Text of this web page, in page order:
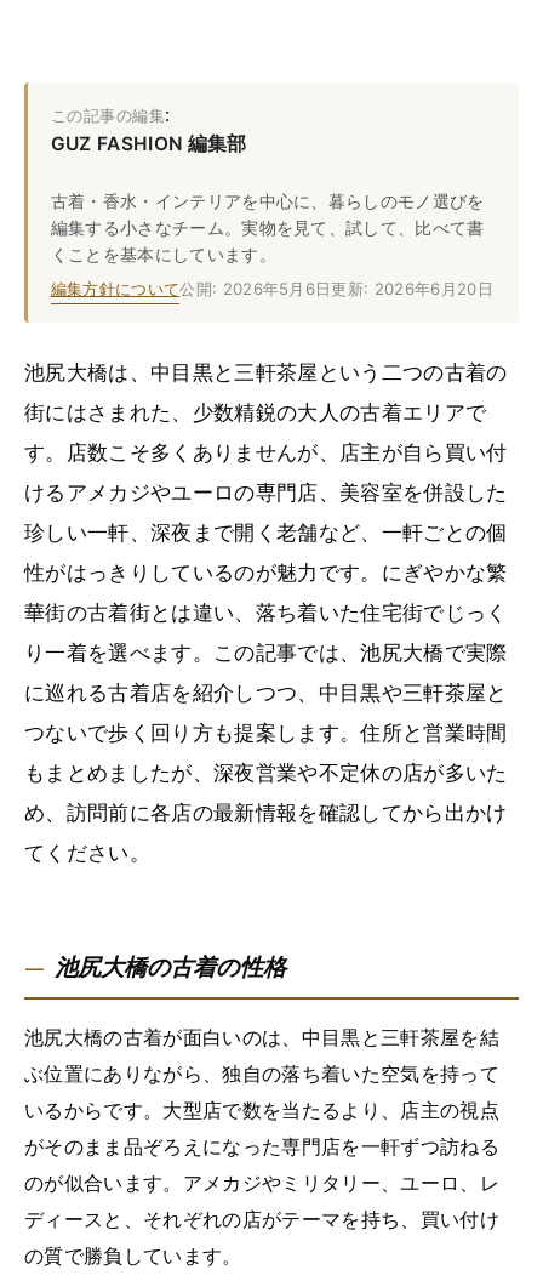
この記事の編集:
GUZ FASHION 編集部
古着・香水・インテリアを中心に、暮らしのモノ選びを
編集する小さなチーム。実物を見て、試して、比べて書
くことを基本にしています。
編集方針について公開: 2026年5月6日更新: 2026年6月20日
池尻大橋は、中目黒と三軒茶屋という二つの古着の
街にはさまれた、少数精鋭の大人の古着エリアで
す。店数こそ多くありませんが、店主が自ら買い付
けるアメカジやユーロの専門店、美容室を併設した
珍しい一軒、深夜まで開く老舗など、一軒ごとの個
性がはっきりしているのが魅力です。にぎやかな繁
華街の古着街とは違い、落ち着いた住宅街でじっく
り一着を選べます。この記事では、池尻大橋で実際
に巡れる古着店を紹介しつつ、中目黒や三軒茶屋と
つないで歩く回り方も提案します。住所と営業時間
もまとめましたが、深夜営業や不定休の店が多いた
め、訪問前に各店の最新情報を確認してから出かけ
てください。
池尻大橋の古着の性格
池尻大橋の古着が面白いのは、中目黒と三軒茶屋を結
ぶ位置にありながら、独自の落ち着いた空気を持って
いるからです。大型店で数を当たるより、店主の視点
がそのまま品ぞろえになった専門店を一軒ずつ訪ねる
のが似合います。アメカジやミリタリー、ユーロ、レ
ディースと、それぞれの店がテーマを持ち、買い付け
の質で勝負しています。